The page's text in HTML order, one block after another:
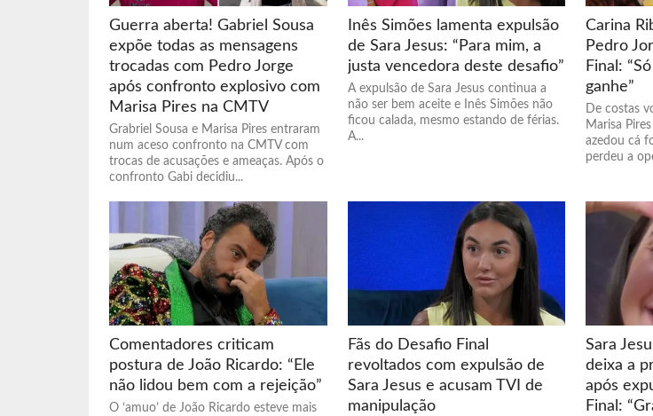
Guerra aberta! Gabriel Sousa
expõe todas as mensagens
trocadas com Pedro Jorge
após confronto explosivo com
Marisa Pires na CMTV
Grabriel Sousa e Marisa Pires entraram
num aceso confronto na CMTV com
trocas de acusações e ameaças. Após o
confronto Gabi decidiu...
Inês Simões lamenta expulsão
de Sara Jesus: “Para mim, a
justa vencedora deste desafio”
A expulsão de Sara Jesus continua a
não ser bem aceite e Inês Simões não
ficou calada, mesmo estando de férias.
A...
Carina
Pedro
Final:
ganhe”
De costas
Marisa
azedou cá
perdeu a
Comentadores criticam
postura de João Ricardo: “Ele
não lidou bem com a rejeição”
O ‘amuo’ de João Ricardo esteve mais
Fãs do Desafio Final
revoltados com expulsão de
Sara Jesus e acusam TVI de
manipulação
Sara
deixa a
após
Final: